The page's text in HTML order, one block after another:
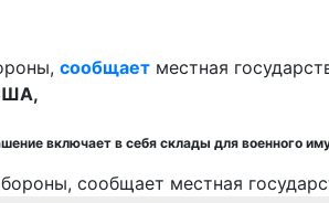
сообщает местная
включает в себя склады для военного